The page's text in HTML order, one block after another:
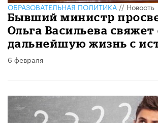
ОБРАЗОВАТЕЛЬНАЯ ПОЛИТИКА//Новость
Бывший министр
Ольга Васильева
дальнейшую жизнь с
6 февраля